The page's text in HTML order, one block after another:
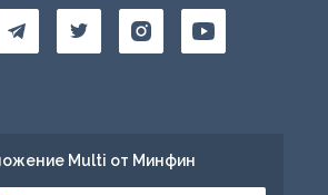
Multi от Минфин